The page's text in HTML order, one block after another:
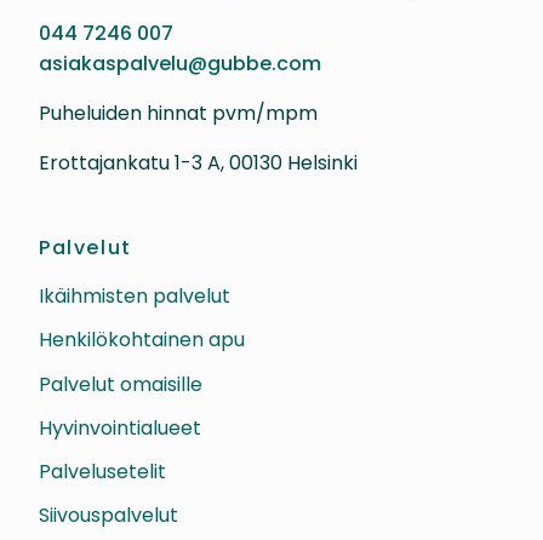
044 7246 007
asiakaspalvelu@gubbe.com
Puheluiden hinnat pvm/mpm
Erottajankatu 1-3 A, 00130 Helsinki
Palvelut
Ikäihmisten palvelut
Henkilökohtainen apu
Palvelut omaisille
Hyvinvointialueet
Palvelusetelit
Siivouspalvelut